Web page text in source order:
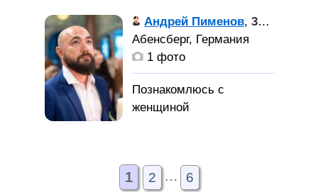
Андрей Пименов, 37 лет
Абенсберг, Германия
1 фото
1 2 … 6